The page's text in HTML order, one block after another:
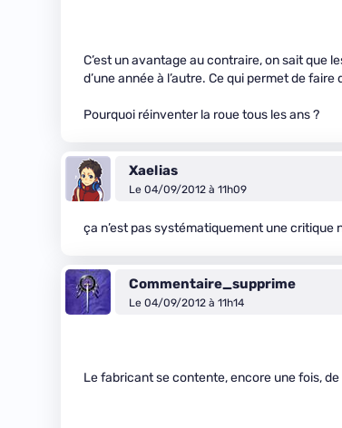
C’est un avantage au contraire, on sait que
d’une année à l’autre. Ce qui permet de
Pourquoi réinventer la roue tous les ans ?
Xaelias
Le 04/09/2012 à 11h09
ça n’est pas systématiquement une critique
Commentaire_supprime
Le 04/09/2012 à 11h14
Le fabricant se contente, encore une fois,